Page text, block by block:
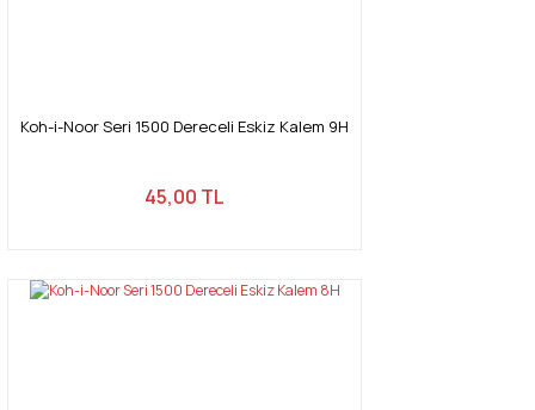
Gönder
Koh-i-Noor Seri 1500 Dereceli Eskiz Kalem 9H
45,00 TL